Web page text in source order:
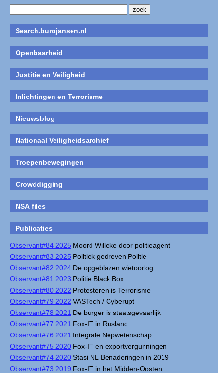
Search.burojansen.nl
Openbaarheid
Justitie en Veiligheid
Inlichtingen en Terrorisme
Nieuwsblog
Nationaal Veiligheidsarchief
Troepenbewegingen
Crowddigging
NSA files
Publicaties
Observant#84 2025 Moord Willeke door politieagent
Observant#83 2025 Politiek gedreven Politie
Observant#82 2024 De opgeblazen wietoorlog
Observant#81 2023 Politie Black Box
Observant#80 2022 Protesteren is Terrorisme
Observant#79 2022 VASTech / Cyberupt
Observant#78 2021 De burger is staatsgevaarlijk
Observant#77 2021 Fox-IT in Rusland
Observant#76 2021 Integrale Nepwetenschap
Observant#75 2020 Fox-IT en exportvergunningen
Observant#74 2020 Stasi NL Benaderingen in 2019
Observant#73 2019 Fox-IT in het Midden-Oosten